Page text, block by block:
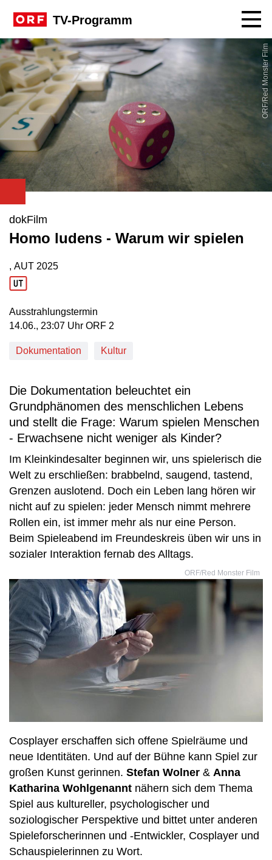
TV-Programm
ORF/Red Monster Film
dokFilm
Homo ludens - Warum wir spielen
Produktionsland: AUT
, AUT
Produktionsjahr: 2025
2025
Ausstrahlungstermin
14. Juni, 23:07 Uhr in ORF 2
14.06., 23:07 Uhr ORF 2
Dokumentation Kultur
Die Dokumentation beleuchtet ein
Grundphänomen des menschlichen Lebens
und stellt die Frage: Warum spielen Menschen
- Erwachsene nicht weniger als Kinder?
Im Kleinkindesalter beginnen wir, uns spielerisch die
Welt zu erschließen: brabbelnd, saugend, tastend,
Grenzen auslotend. Doch ein Leben lang hören wir
nicht auf zu spielen: jeder Mensch nimmt mehrere
Rollen ein, ist immer mehr als nur eine Person.
Beim Spieleabend im Freundeskreis üben wir uns in
sozialer Interaktion fernab des Alltags.
ORF/Red Monster Film
Cosplayer erschaffen sich offene Spielräume und
neue Identitäten. Und auf der Bühne kann Spiel zur
großen Kunst gerinnen. Stefan Wolner & Anna
Katharina Wohlgenannt nähern sich dem Thema
Spiel aus kultureller, psychologischer und
soziologischer Perspektive und bittet unter anderen
Spieleforscherinnen und -Entwickler, Cosplayer und
Schauspielerinnen zu Wort.